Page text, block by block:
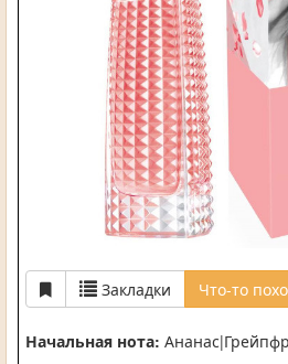
Закладки Что-то
Начальная нота: